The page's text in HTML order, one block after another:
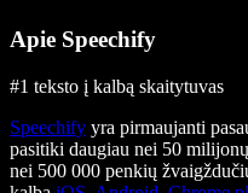
Apie Speechify
#1 teksto į kalbą skaitytuvas
Speechify yra pirmaujanti
pasitiki daugiau nei 50
nei 500 000 penkių